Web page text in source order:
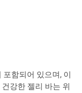
함되어 있으며, 이
강한 젤리 바는 위